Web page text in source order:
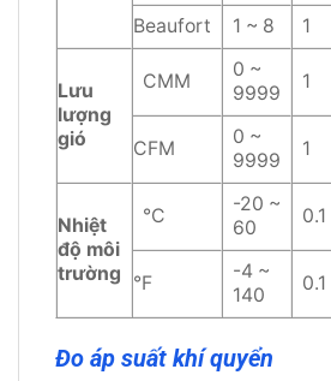
Beaufort
1 ~ 8 1
Lưu
lượng
gió
CMM
0 ~
9999
1
CFM
0 ~
9999
1
Nhiệt
độ môi
trường
°C
-20 ~
60
0.1
°F
-4 ~
140
0.1
Đo áp suất khí quyển